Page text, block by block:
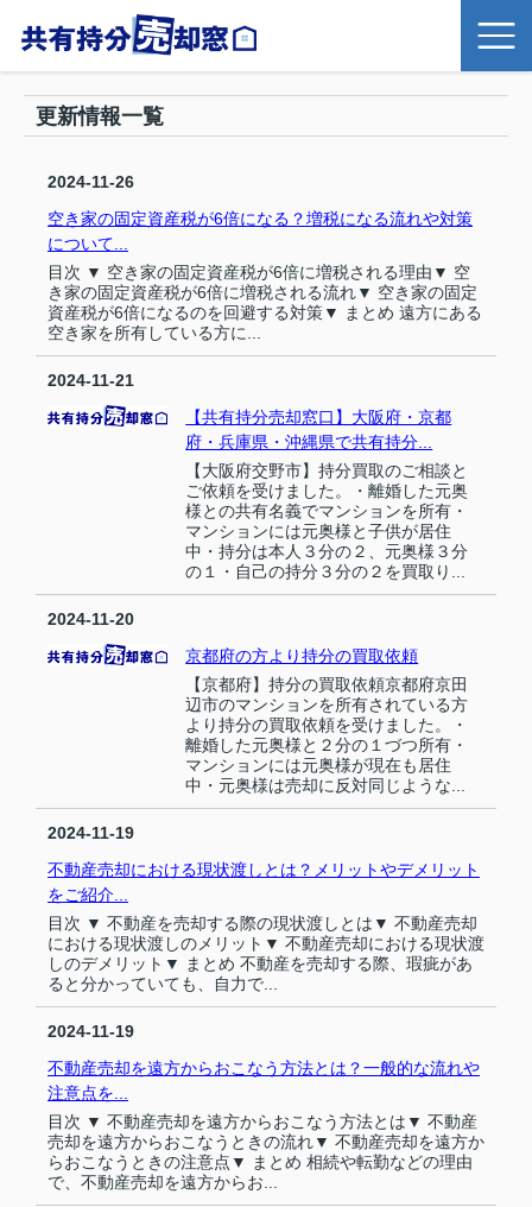
更新情報一覧
2024-11-26
空き家の固定資産税が6倍になる？増税になる流れや対策
について...
目次 ▼ 空き家の固定資産税が6倍に増税される理由▼ 空
き家の固定資産税が6倍に増税される流れ▼ 空き家の固定
資産税が6倍になるのを回避する対策▼ まとめ 遠方にある
空き家を所有している方に...
2024-11-21
【共有持分売却窓口】大阪府・京都
府・兵庫県・沖縄県で共有持分...
【大阪府交野市】持分買取のご相談と
ご依頼を受けました。・離婚した元奥
様との共有名義でマンションを所有・
マンションには元奥様と子供が居住
中・持分は本人３分の２、元奥様３分
の１・自己の持分３分の２を買取り...
2024-11-20
京都府の方より持分の買取依頼
【京都府】持分の買取依頼京都府京田
辺市のマンションを所有されている方
より持分の買取依頼を受けました。・
離婚した元奥様と２分の１づつ所有・
マンションには元奥様が現在も居住
中・元奥様は売却に反対同じような...
2024-11-19
不動産売却における現状渡しとは？メリットやデメリット
をご紹介...
目次 ▼ 不動産を売却する際の現状渡しとは▼ 不動産売却
における現状渡しのメリット▼ 不動産売却における現状渡
しのデメリット▼ まとめ 不動産を売却する際、瑕疵があ
ると分かっていても、自力で...
2024-11-19
不動産売却を遠方からおこなう方法とは？一般的な流れや
注意点を...
目次 ▼ 不動産売却を遠方からおこなう方法とは▼ 不動産
売却を遠方からおこなうときの流れ▼ 不動産売却を遠方か
らおこなうときの注意点▼ まとめ 相続や転勤などの理由
で、不動産売却を遠方からお...